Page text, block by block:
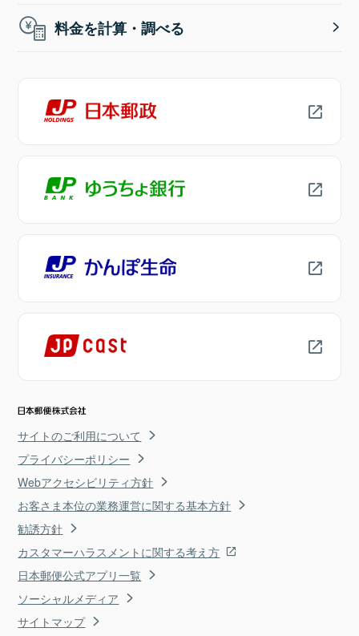
料金を計算・調べる
サイトのご利用について
プライバシーポリシー
Webアクセシビリティ方針
お客さま本位の業務運営に関する基本方針
勧誘方針
カスタマーハラスメントに関する考え方
日本郵便公式アプリ一覧
ソーシャルメディア
サイトマップ